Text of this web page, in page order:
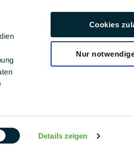
Details zeigen
Cookies
Nur
Español